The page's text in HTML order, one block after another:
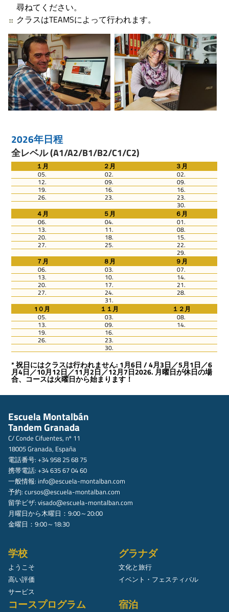
尋ねてください。
クラスはTEAMSによって行われます。
2026年日程
全レベル (A1/A2/B1/B2/C1/C2)
１月 ２月
３月
05.
02. 02.
12. 09. 09.
19. 16. 16.
26. 23. 23.
30.
４月
５月
６月
06.
04. 01.
13. 11. 08.
20. 18. 15.
27. 25. 22.
29.
７月
８月
９月
06.
03. 07.
13. 10. 14.
20. 17. 21.
27. 24. 28.
31.
1０月
１１月
１２月
05.
03. 08.
13. 09. 14.
19. 16.
26. 23.
30.
* 祝日にはクラスは行われません: 1月6日 / 4月3日／5月1日／6
月4日／10月12日／11月2日／12月7日2026. 月曜日が休日の場
合、コースは火曜日から始まります！
Escuela Montalbán
Tandem Granada
C/ Conde Cifuentes, nº 11
18005 Granada, España
電話番号: +34 958 25 68 75
携帯電話: +34 635 67 04 60
一般情報: info@escuela-montalban.com
予約: cursos@escuela-montalban.com
留学ビザ: visado@escuela-montalban.com
月曜日から木曜日：9:00～20:00
金曜日：9:00～18:30
学校
ようこそ
高い評価
サービス
グラナダ
文化と旅行
イベント・フェスティバル
コースプログラム 宿泊